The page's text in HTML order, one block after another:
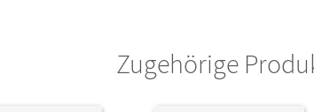
Zugehörige